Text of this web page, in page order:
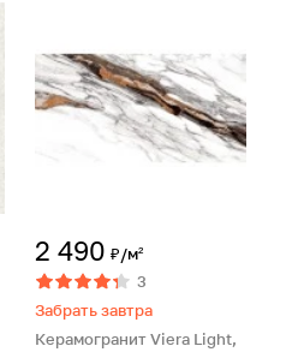
2 490 ₽/м²
3
Забрать завтра
Керамогранит Viera Light,